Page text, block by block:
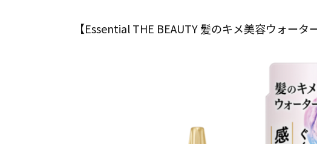
【Essential THE BEAUTY 髪のキメ美容ウォータ